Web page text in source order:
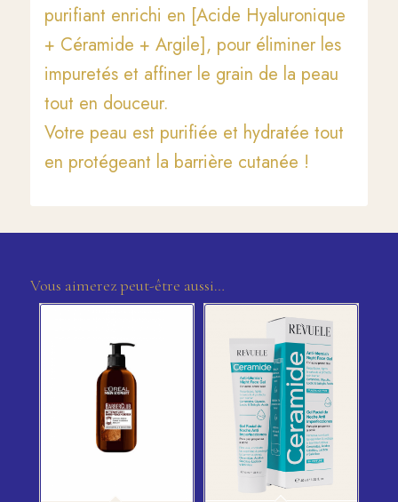
purifiant enrichi en [Acide Hyaluronique
+ Céramide + Argile], pour éliminer les
impuretés et affiner le grain de la peau
tout en douceur.
Votre peau est purifiée et hydratée tout
en protégeant la barrière cutanée !
Vous aimerez peut-être aussi…